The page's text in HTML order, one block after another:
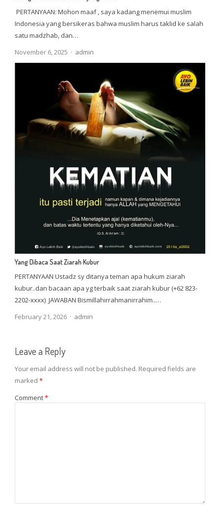
PERTANYAAN: Mohon maaf , saya kadang menemui muslim
Indonesia yang bersikeras bahwa muslim harus taklid ke salah
satu madzhab, dan…
November 6, 2025
Author
admin
Yang Dibaca Saat Ziarah Kubur
PERTANYAAN Ustadz sy ditanya teman apa hukum ziarah
kubur..dan bacaan apa yg terbaik saat ziarah kubur (+62 823-
2202-xxxx) JAWABAN Bismillahirrahmanirrahim..…
February 21, 2026
Author
admin
Leave a Reply
Your email address will not be published. Required fields are
marked *
Comment*